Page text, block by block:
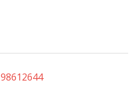
98612644